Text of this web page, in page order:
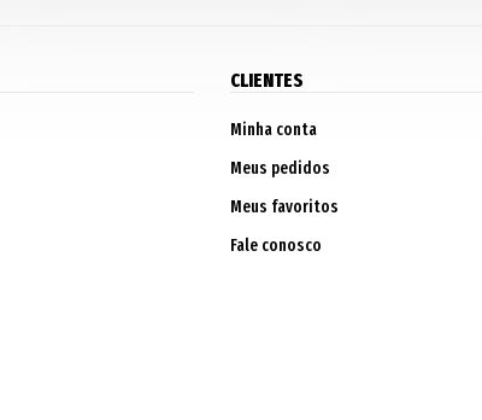
CLIENTES
Minha conta
Meus pedidos
Meus favoritos
Fale conosco